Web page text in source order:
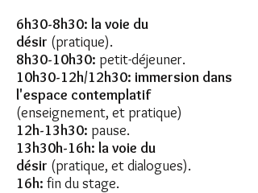
6h30-8h30: la voie du
désir (pratique).
8h30-10h30: petit-déjeuner.
10h30-12h/12h30: immersion dans
l'espace contemplatif
(enseignement, et pratique)
12h-13h30: pause.
13h30h-16h: la voie du
désir (pratique, et dialogues).
16h: fin du stage.